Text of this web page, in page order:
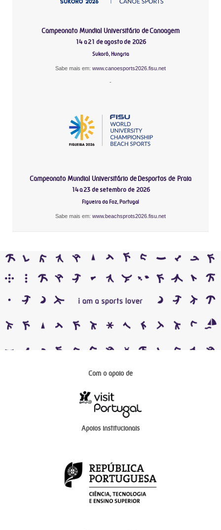
Campeonato Mundial Universitário de Canoagem
14 a 21 de agosto de 2026
Sukoró, Hungria
Sabe mais em: www.canoesports2026.fisu.net
-
Campeonato Mundial Universitário de Desportos de Praia
14 a 23 de setembro de 2026
Figueira da Foz, Portugal
Sabe mais em: www.beachsprots2026.fisu.net
Com o apoio de
Apoios institucionais